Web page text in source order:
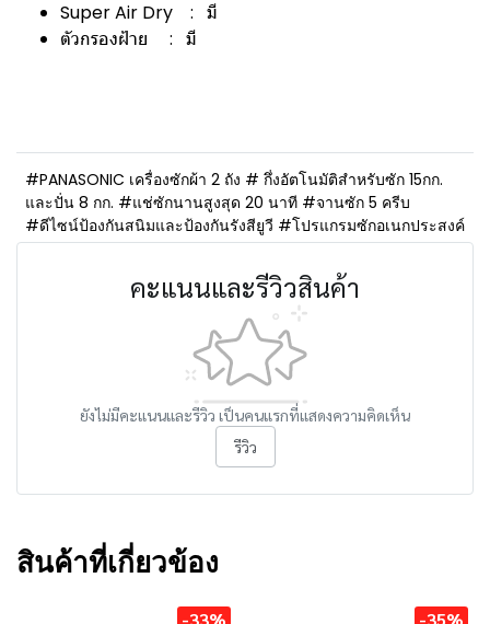
Super Air Dry : มี
ตัวกรองฝ้าย : มี
#PANASONIC เครื่องซักผ้า 2 ถัง # กึ่งอัตโนมัติสำหรับซัก 15กก.
และปั่น 8 กก. #แช่ซักนานสูงสุด 20 นาที #จานซัก 5 ครีบ
#ดีไซน์ป้องกันสนิมและป้องกันรังสียูวี #โปรแกรมซักอเนกประสงค์
คะแนนและรีวิวสินค้า
ยังไม่มีคะแนนและรีวิว เป็นคนแรกที่แสดงความคิดเห็น
รีวิว
สินค้าที่เกี่ยวข้อง
-33% -35%